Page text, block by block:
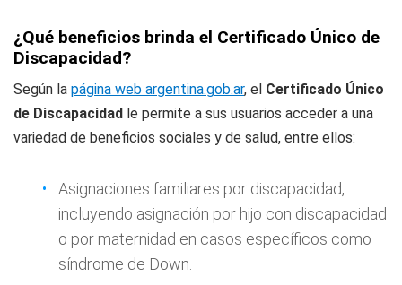
¿Qué beneficios brinda el Certificado Único de
Discapacidad?
Según la página web argentina.gob.ar, el Certificado Único
de Discapacidad le permite a sus usuarios acceder a una
variedad de beneficios sociales y de salud, entre ellos:
Asignaciones familiares por discapacidad,
incluyendo asignación por hijo con discapacidad
o por maternidad en casos específicos como
síndrome de Down.